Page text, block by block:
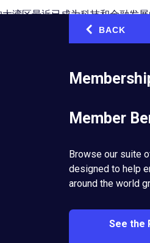
BACK
Member
Browse our suite
designed to help
around the world
See the
湾区最近已成为科技和金融发
由25位创始会员组成，他们热
具备良好的发展潜力。该分会
该地区的 GDP 约为2万亿美元
西等大型经济体相当。
，可以为多元化的会员群体、开
资历的
David Chan表示，他通
北亚区域候任主席。
作的见证。”